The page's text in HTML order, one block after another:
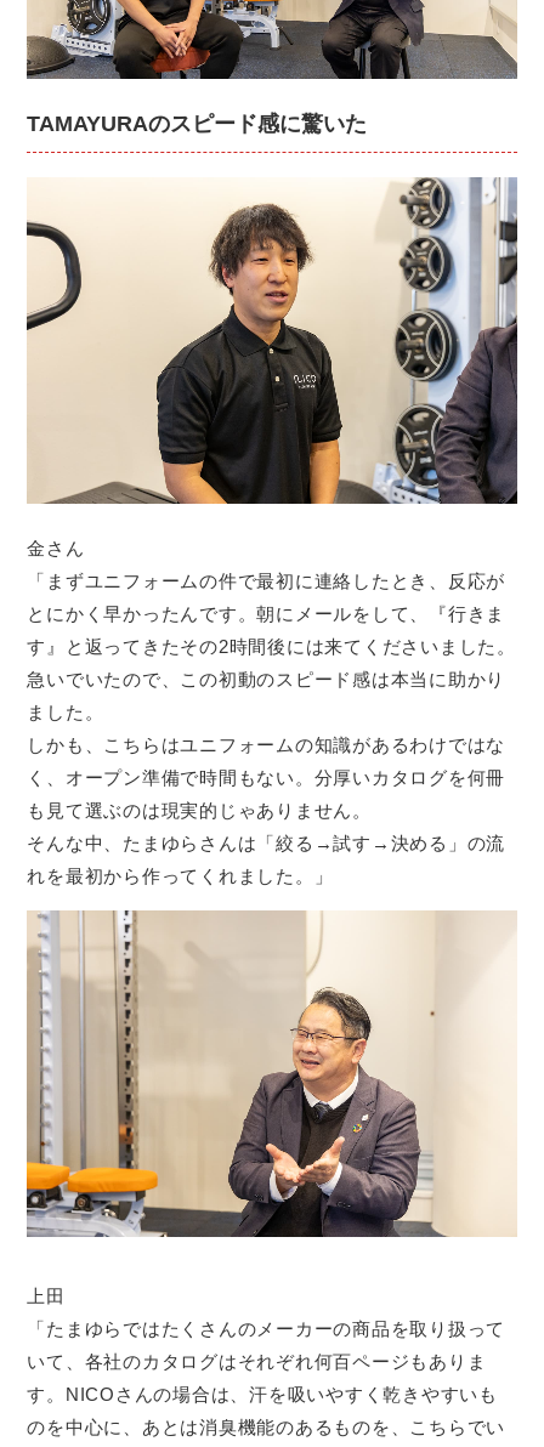
TAMAYURAのスピード感に驚いた
金さん
「まずユニフォームの件で最初に連絡したとき、反応が
とにかく早かったんです。朝にメールをして、『行きま
す』と返ってきたその2時間後には来てくださいました。
急いでいたので、この初動のスピード感は本当に助かり
ました。
しかも、こちらはユニフォームの知識があるわけではな
く、オープン準備で時間もない。分厚いカタログを何冊
も見て選ぶのは現実的じゃありません。
そんな中、たまゆらさんは「絞る→試す→決める」の流
れを最初から作ってくれました。」
上田
「たまゆらではたくさんのメーカーの商品を取り扱って
いて、各社のカタログはそれぞれ何百ページもありま
す。NICOさんの場合は、汗を吸いやすく乾きやすいも
のを中心に、あとは消臭機能のあるものを、こちらでい